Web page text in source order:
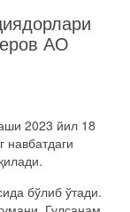
АО
2023 йил 18
навбатдаги
бўлиб ўтади.